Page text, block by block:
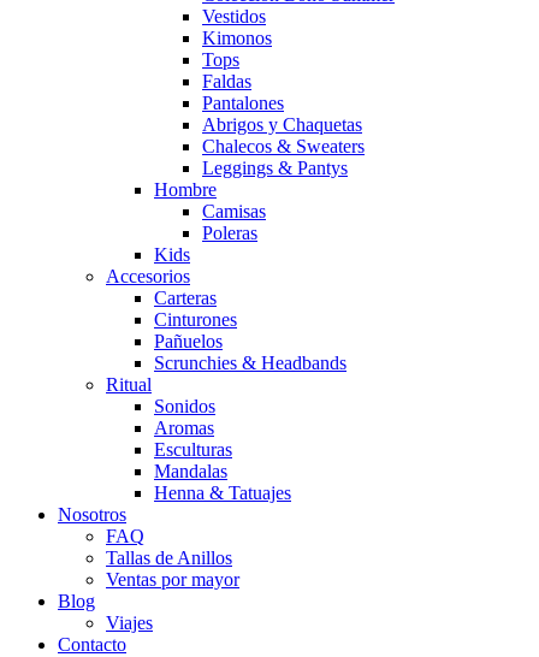
Vestidos
Kimonos
Tops
Faldas
Pantalones
Abrigos y Chaquetas
Chalecos & Sweaters
Leggings & Pantys
Hombre
Camisas
Poleras
Kids
Accesorios
Carteras
Cinturones
Pañuelos
Scrunchies & Headbands
Ritual
Sonidos
Aromas
Esculturas
Mandalas
Henna & Tatuajes
Nosotros
FAQ
Tallas de Anillos
Ventas por mayor
Blog
Viajes
Contacto